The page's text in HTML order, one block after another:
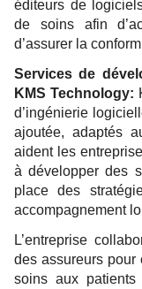
éditeurs de
de soins afin
d’assurer la
Services de
KMS Technology:
d’ingénierie
ajoutée, adaptés
aident les
à développer des
place des
accompagnement
L’entreprise
des assureurs pour
soins aux patients